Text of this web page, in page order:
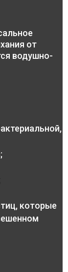
от
водушно-
которые